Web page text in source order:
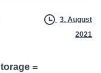
3. August
2021
=